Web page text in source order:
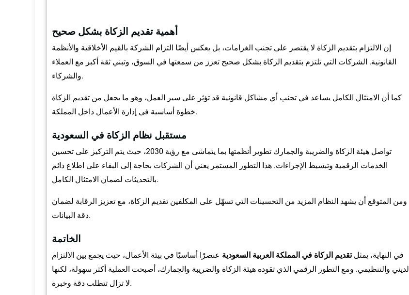
أهمية تقديم الزكاة بشكل صحيح
إن الالتزام بتقديم الزكاة لا يقتصر على تجنب الغرامات، بل يعكس أيضًا التزام الشركة بالقيم الأخلاقية والأنظمة
القانونية. الشركات التي تلتزم بتقديم الزكاة بشكل صحيح تعزز من سمعتها في السوق، وتبني ثقة أكبر مع العملاء
والشركاء.
كما أن الامتثال الكامل يساعد في تجنب أي مشاكل قانونية قد تؤثر على سير العمل، وهو ما يجعل من تقديم الزكاة
خطوة أساسية في إدارة الأعمال داخل المملكة.
مستقبل نظام الزكاة في السعودية
تواصل هيئة الزكاة والضريبة والجمارك تطوير أنظمتها بما يتماشى مع رؤية 2030، حيث يتم التركيز على تحسين
الخدمات الرقمية وتبسيط الإجراءات. هذا التطور المستمر يعني أن الشركات بحاجة إلى البقاء على اطلاع دائم
بالتحديثات لضمان الامتثال الكامل.
ومن المتوقع أن يشهد النظام المزيد من التحسينات التي تسهّل على المكلفين تقديم الزكاة، مع تعزيز الرقابة لضمان
دقة البيانات.
الخاتمة
في النهاية، يمثلتقديم الزكاة في المملكة العربية السعودية عنصرًا أساسيًا في بيئة الأعمال، حيث يجمع بين الالتزام
الديني والتنظيمي. ومع التطور الرقمي الذي تقوده هيئة الزكاة والضريبة والجمارك، أصبحت العملية أكثر سهولة، لكنها
لا تزال تتطلب دقة وخبرة.